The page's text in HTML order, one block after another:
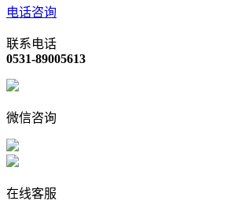
电话咨询
联系电话
0531-89005613
微信咨询
在线客服